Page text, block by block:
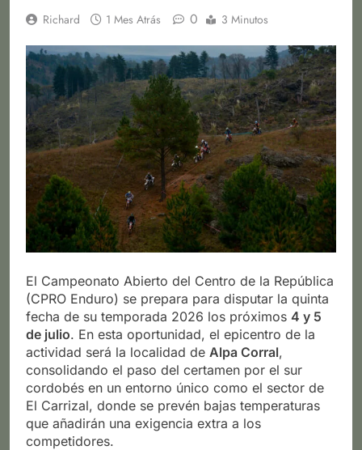
Richard 1 Mes Atrás 0 3 Minutos
El Campeonato Abierto del Centro de la República
(CPRO Enduro) se prepara para disputar la quinta
fecha de su temporada 2026 los próximos 4 y 5
de julio. En esta oportunidad, el epicentro de la
actividad será la localidad de Alpa Corral,
consolidando el paso del certamen por el sur
cordobés en un entorno único como el sector de
El Carrizal, donde se prevén bajas temperaturas
que añadirán una exigencia extra a los
competidores.